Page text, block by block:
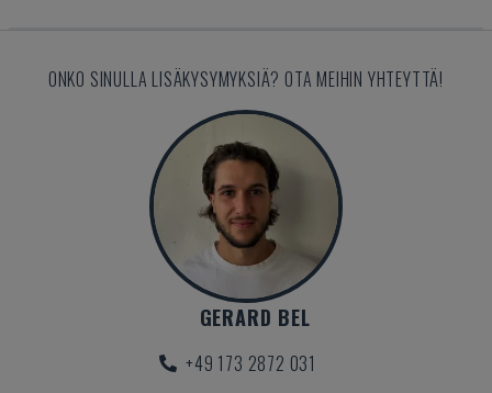
ONKO SINULLA LISÄKYSYMYKSIÄ? OTA MEIHIN YHTEYTTÄ!
GERARD BEL
+49 173 2872 031